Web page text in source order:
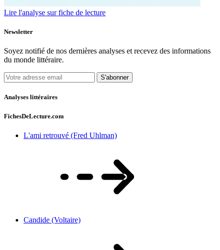
Lire l'analyse sur fiche de lecture
Newsletter
Soyez notifié de nos dernières analyses et recevez des informations
du monde littéraire.
S'abonner
Analyses littéraires
FichesDeLecture.com
L'ami retrouvé (Fred Uhlman)
Candide (Voltaire)